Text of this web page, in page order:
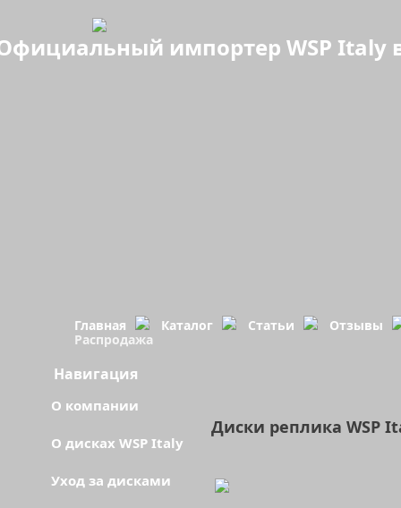
импортер WSP Italy
Главная Каталог Статьи
Отзывы
Распродажа
Диски реплика WSP
Навигация
О компании
О дисках WSP Italy
Уход за дисками